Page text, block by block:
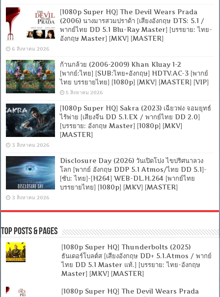
[1080p Super HQ] The Devil Wears Prada
(2006) นางมารสวมปราด้า [เสียงอังกฤษ DTS: 5.1 /
พากย์ไทย DD 5.1 Blu-Ray Master] [บรรยาย: ไทย-
อังกฤษ Master] [MKV] [MASTER]
6 สิงหาคม 2026
ก้านกล้วย (2006-2009) Khan Kluay 1-2
[พากย์:ไทย] [SUB:ไทย+อังกฤษ] HDTV.AC-3 [พากย์
ไทย บรรยายไทย] [1080p] [MKV] [MASTER] [VIP]
5 สิงหาคม 2026
[1080p Super HQ] Sakra (2023) เฉียวฟง จอมยุทธ์
ไร้พ่าย [เสียงจีน DD 5.1.EX / พากย์ไทย DD 2.0]
[บรรยาย: อังกฤษ Master] [1080p] [MKV]
[MASTER]
3 สิงหาคม 2026
Disclosure Day (2026) วันเปิดโปง ไขปริศนาลวง
โลก [พากย์ อังกฤษ DDP 5.1 Atmos/ไทย DD 5.1]-
[ซับ: ไทย]-[H264] WEB-DL.H.264 [พากย์ไทย
บรรยายไทย] [1080p] [MKV] [MASTER]
3 สิงหาคม 2026
Top Posts & Pages
[1080p Super HQ] Thunderbolts (2025)
ธันเดอร์โบลต์ส [เสียงอังกฤษ DD+ 5.1.Atmos / พากย์
ไทย DD 5.1 Master แท้.] [บรรยาย: ไทย-อังกฤษ
Master] [MKV] [MASTER]
[1080p Super HQ] The Devil Wears Prada